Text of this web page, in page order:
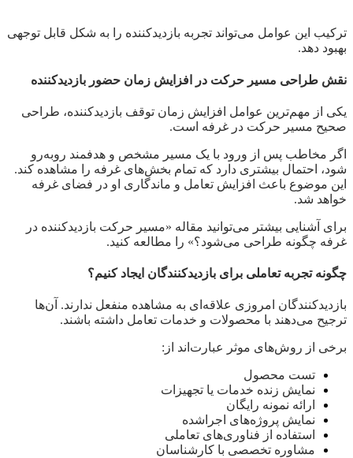
ترکیب این عوامل می‌تواند تجربه بازدیدکننده را به شکل قابل توجهی
بهبود دهد.
نقش طراحی مسیر حرکت در افزایش زمان حضور بازدیدکننده
یکی از مهم‌ترین عوامل افزایش زمان توقف بازدیدکننده، طراحی
صحیح مسیر حرکت در غرفه است.
اگر مخاطب پس از ورود با یک مسیر مشخص و هدفمند روبه‌رو
شود، احتمال بیشتری دارد که تمام بخش‌های غرفه را مشاهده کند.
این موضوع باعث افزایش تعامل و ماندگاری او در فضای غرفه
خواهد شد.
برای آشنایی بیشتر می‌توانید مقاله «مسیر حرکت بازدیدکننده در
غرفه چگونه طراحی می‌شود؟» را مطالعه کنید.
چگونه تجربه تعاملی برای بازدیدکنندگان ایجاد کنیم؟
بازدیدکنندگان امروزی علاقه‌ای به مشاهده منفعل ندارند. آن‌ها
ترجیح می‌دهند با محصولات و خدمات تعامل داشته باشند.
برخی از روش‌های موثر عبارت‌اند از:
تست محصول
نمایش زنده خدمات یا تجهیزات
ارائه نمونه رایگان
نمایش پروژه‌های اجراشده
استفاده از فناوری‌های تعاملی
مشاوره تخصصی با کارشناسان